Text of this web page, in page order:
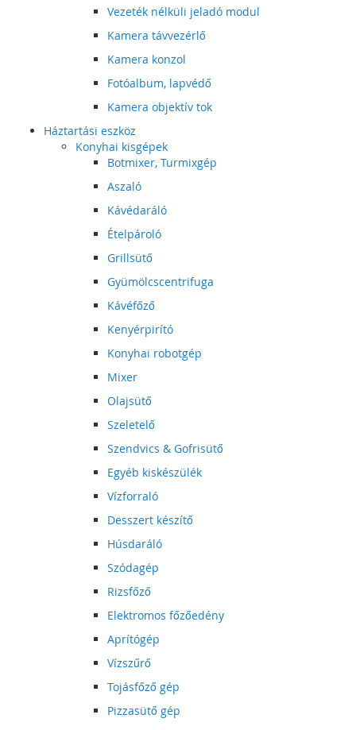
Vezeték nélküli jeladó modul
Kamera távvezérlő
Kamera konzol
Fotóalbum, lapvédő
Kamera objektív tok
Háztartási eszköz
Konyhai kisgépek
Botmixer, Turmixgép
Aszaló
Kávédaráló
Ételpároló
Grillsütő
Gyümölcscentrifuga
Kávéfőző
Kenyérpirító
Konyhai robotgép
Mixer
Olajsütő
Szeletelő
Szendvics & Gofrisütő
Egyéb kiskészülék
Vízforraló
Desszert készítő
Húsdaráló
Szódagép
Rizsfőző
Elektromos főzőedény
Aprítógép
Vízszűrő
Tojásfőző gép
Pizzasütő gép